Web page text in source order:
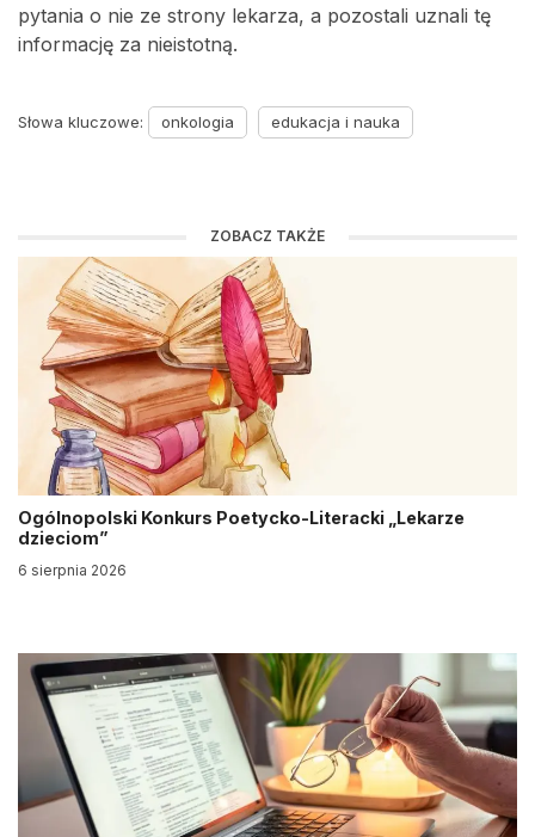
pytania o nie ze strony lekarza, a pozostali uznali tę
informację za nieistotną.
Słowa kluczowe: onkologia edukacja i nauka
ZOBACZ TAKŻE
Ogólnopolski Konkurs Poetycko-Literacki „Lekarze
dzieciom”
6 sierpnia 2026